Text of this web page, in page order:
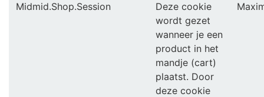
Midmid.Shop.Session
Deze cookie
wordt gezet
wanneer je een
product in het
mandje (cart)
plaatst. Door
deze cookie